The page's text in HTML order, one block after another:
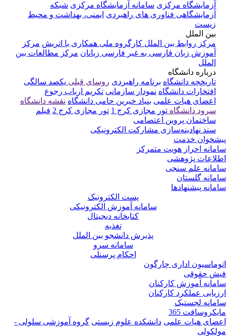
آزمایشگاه مرکزی سامانه آزمایشگاه مرکزی شبکه
آزمایشگاهی فناوری های راهبردی ایمنی، بهداشت و محیط
زیست
بین الملل
مرکز روابط بین الملل کارگروه ملی همکاری با اتریش مرکز
آموزش زبان فارسی به غیر فارسی زبانان مرکز مطالعات بین
الملل
درباره دانشگاه
تاریخچه دانشگاه برنامه راهبردی روسای قبلی یکصد سالگی
افتخارات دانشگاه نمودار سازمانی تکریم ارباب رجوع
اعضای هیات علمی بنیاد خیرین حامی دانشگاه نقشه دانشگاه
سرود دانشگاه تور مجازی کرج 1 تور مجازی کرج 2
فیلم
ساختمان پروین اعتصامی
سند نهادینه‌سازی مشارکت الکترونیکی
پیشخوان خدمت
سامانه احراز هویت متمرکز
اطلاعات پژوهشی
سامانه علم سنجی
سامانه گلستان
سامانه پیشنهادها
پست الکترونیک
سامانه آموزش الکترونیکی
کتابخانه دیجیتال
تغذیه
پذیرش دانشجو بین الملل
سامانه سرو
احکام پرسنلی
اتوماسیون اداری چارگون
فیش حقوقی
سامانه آموزش کارکنان
ارزیابی عملکرد کارکنان
سامانه لجستیک
مایکروسافت 365
اعضای هیات علمی دانشکده علوم زیستی گروه آموزشی سلولی -
مولکولی